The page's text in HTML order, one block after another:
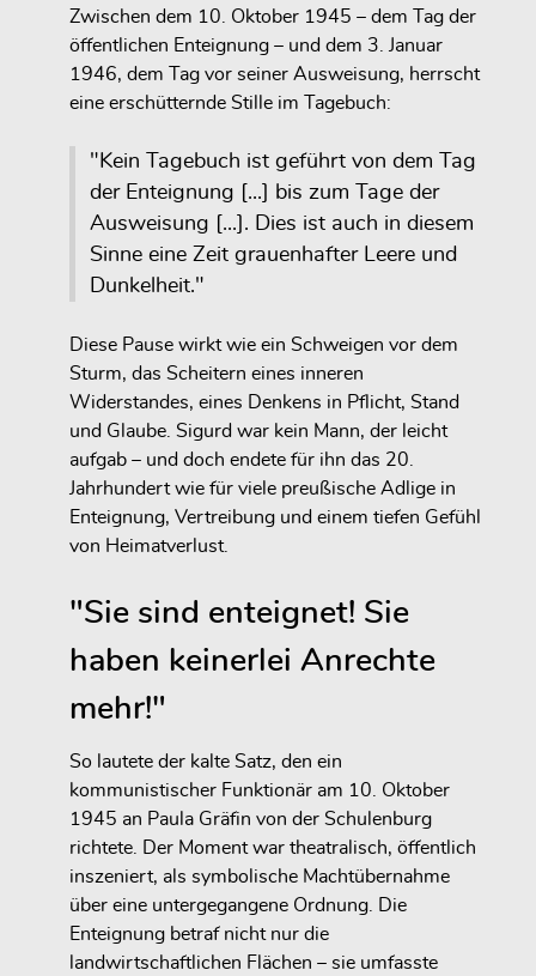
Zwischen dem 10. Oktober 1945 – dem Tag der
öffentlichen Enteignung – und dem 3. Januar
1946, dem Tag vor seiner Ausweisung, herrscht
eine erschütternde Stille im Tagebuch:
"Kein Tagebuch ist geführt von dem Tag
der Enteignung [...] bis zum Tage der
Ausweisung [...]. Dies ist auch in diesem
Sinne eine Zeit grauenhafter Leere und
Dunkelheit."
Diese Pause wirkt wie ein Schweigen vor dem
Sturm, das Scheitern eines inneren
Widerstandes, eines Denkens in Pflicht, Stand
und Glaube. Sigurd war kein Mann, der leicht
aufgab – und doch endete für ihn das 20.
Jahrhundert wie für viele preußische Adlige in
Enteignung, Vertreibung und einem tiefen Gefühl
von Heimatverlust.
"Sie sind enteignet! Sie
haben keinerlei Anrechte
mehr!"
So lautete der kalte Satz, den ein
kommunistischer Funktionär am 10. Oktober
1945 an Paula Gräfin von der Schulenburg
richtete. Der Moment war theatralisch, öffentlich
inszeniert, als symbolische Machtübernahme
über eine untergegangene Ordnung. Die
Enteignung betraf nicht nur die
landwirtschaftlichen Flächen – sie umfasste